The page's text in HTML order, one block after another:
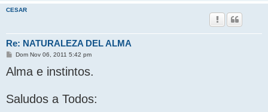
CESAR
Re: NATURALEZA DEL ALMA
M
n
s
e
Dom Nov 06, 2011 5:42 pm
Alma e instintos.
Saludos a Todos: